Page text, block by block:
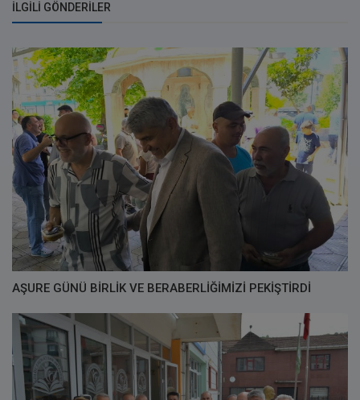
İLGILI GÖNDERILER
AŞURE GÜNÜ BİRLİK VE BERABERLİĞİMİZİ PEKİŞTİRDİ